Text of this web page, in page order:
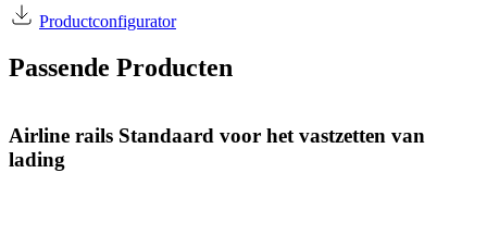
Productconfigurator
Passende Producten
Airline rails Standaard voor het vastzetten van
lading